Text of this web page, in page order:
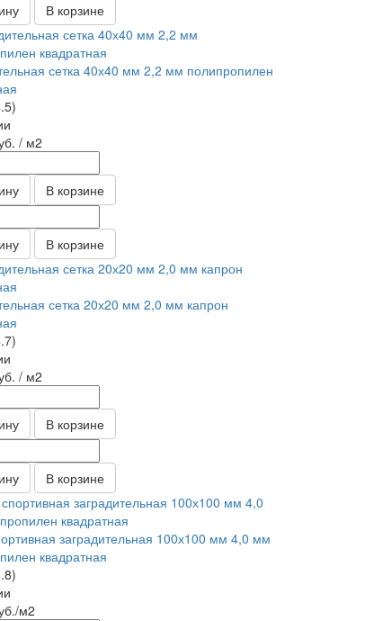
В корзине
сетка 40х40 мм 2,2 мм полипропилен
/ м2
В корзине
В корзине
сетка 20х20 мм 2,0 мм капрон
/ м2
В корзине
В корзине
заградительная 100х100 мм 4,0 мм
квадратная
/м2